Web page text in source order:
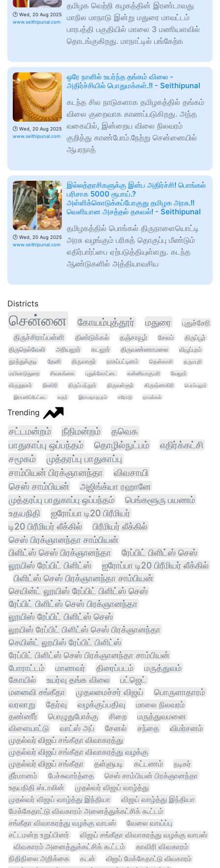
🕑 Wed, 20 Aug 2025
www.seithipunal.com
தமிழக வெற்றி கழகத்தின் இரண்டாவது
மாநில மாநாடு இன்று மதுரை மாவட்டம்
பாரபத்தி பகுதியில் மாலை 3 மணியளவில்
தொடங்குகிறது. மாநாட்டில் பங்கேற்க
🕑 Wed, 20 Aug 2025
www.seithipunal.com
ஒரே நாளில் உயர்ந்த தங்கம் விலை -
அதிர்ச்சியில் பொதுமக்கள்.!! - Seithipunal
கடந்த சில நாடுகளாக தமிழகத்தில் தங்கம்
விலை குறைவாக காணப்படுகிறது. அந்த
வகையில், இன்றைய விலை நிலவரம்
குறித்து காண்போம்.நேற்று சென்னையில்
ஆபரநாத்
🕑 Wed, 20 Aug 2025
www.seithipunal.com
இல்லத்தரசிகளுக்கு இன்ப அதிர்ச்சி! பொங்கல்
பரிசாக 5000 ரூபாய்.?
அள்ளிக்கொடுக்கப்போகுது தமிழக அரசு.!!
வெளியான அசத்தல் தகவல்! - Seithipunal
தமிழகத்தில் பொங்கல் திருநாளையொட்டி
அரசு வழங்கும் பரிசுத் தொகுப்பு மீண்டும்
எதிர்பார்ப்பை ஏற்படுத்தியுள்ளது. கடந்த
ஆண்டுகளில் அத்தியாவசிய
Districts
சென்னை கோயம்புத்தூர் மதுரை புதுச்சேரி
திருச்சிராப்பள்ளி திண்டுக்கல் தஞ்சாவூர் சேலம்
திருப்பூர்
திருநெல்வேலி
அரியலூர் கடலூர் திருவண்ணாமலை
விழுப்புரம்
தூத்துக்குடி
தேனி திருவாரூர் நாகப்பட்டினம் தென்காசி
தருமபுரி
மயிலாடுதுறை
சிவகங்கை புதுக்கோட்டை கன்னியாகுமரி
வேலூர்
விருதுநகர்
நீலகிரி திருப்பத்தூர் திருவள்ளூர் கிருஷ்ணகிரி
பெரம்பலூர்
இராணிப்பேட்டை
கரூர் இராமநாதபுரம் ஈரோடு நாமக்கல்
Trending
சட்டமன்றம் நீதிமன்றம்
தவெக
பாதுகாப்பு ஒப்பந்தம்
தொழில்நுட்பம்
எதிர்க்கட்சி
சமூகம்
முத்தரப்பு பாதுகாப்பு
சாம்பியன் பிரக்ஞானந்தா
விவசாயி
செஸ் சாம்பியன்
அஜிங்க்யா ரஹானே
முத்தரப்பு பாதுகாப்பு ஒப்பந்தம்
பெங்களூரு பயணம்
உதயநிதி
ஐரோப்பா டி20 பிரீமியர்
டி20 பிரீமியர் லீக்கில்
பிரீமியர் லீக்கில்
செஸ் பிரக்ஞானந்தா சாம்பியன்
பிளிட்ஸ் செஸ் பிரக்ஞானந்தா
ரேப்பிட் பிளிட்ஸ் செஸ்
லூயிஸ் ரேப்பிட் பிளிட்ஸ்
ஐரோப்பா டி20 பிரீமியர் லீக்கில்
பிளிட்ஸ் செஸ் பிரக்ஞானந்தா சாம்பியன்
செயின்ட் லூயிஸ் ரேப்பிட் பிளிட்ஸ் செஸ்
ரேப்பிட் பிளிட்ஸ் செஸ் பிரக்ஞானந்தா
லூயிஸ் ரேப்பிட் பிளிட்ஸ் செஸ்
லூயிஸ் ரேப்பிட் பிளிட்ஸ் செஸ் பிரக்ஞானந்தா
செயின்ட் லூயிஸ் ரேப்பிட் பிளிட்ஸ்
ரேப்பிட் பிளிட்ஸ் செஸ் பிரக்ஞானந்தா சாம்பியன்
போராட்டம்
மாணவர் திரைப்படம் மருத்துவம்
கோயில் உயர்வு தங்க விலை
பட்ஜெட்
மனைவி சங்கீதா
முதலமைச்சர் விஜய்
பொருளாதாரம்
வரலாறு
தேர்வு வழக்குப்பதிவு
மாலை நிலவரம்
தண்ணீர்
பொழுதுபோக்கு சிறை
மருத்துவமனை
விளையாட்டு
வாட்ஸ் அப் சேனல் சந்தை
விமர்சனம்
முதல்வர் விஜய் சங்கீதா விவாகரத்து
முதல்வர் விஜய் சங்கீதா விவாகரத்து வழக்கு
முதல்வர் விஜய் சங்கீதா
தள்ளுபடி கட்டணம்
நடிகர்
தீர்மானம்
பேச்சுவார்த்தை
செஸ் சாம்பியன் பிரக்ஞானந்தா
உதயநிதி ஸ்டாலின்
முதல்வர் விஜய் வாழ்த்து
முதல்வர் விஜய் வாழ்த்து இந்தியா
விஜய் வாழ்த்து இந்தியா
மேக்கேதாட்டு விவகாரம் அனைத்துக்கட்சிக் கூட்டம்
சங்கீதா விவாகரத்து வழக்கு வாபஸ்
வேலை வாய்ப்பு
சட்டமன்ற உறுப்பினர்
விஜய் சங்கீதா விவாகரத்து வழக்கு வாபஸ்
விவகாரம் அனைத்துக்கட்சிக் கூட்டம்
காவிரி விவகாரம்
நிதிநிலை அறிக்கை
கடன்
விஜய் மேக்கேதாட்டு விவகாரம்